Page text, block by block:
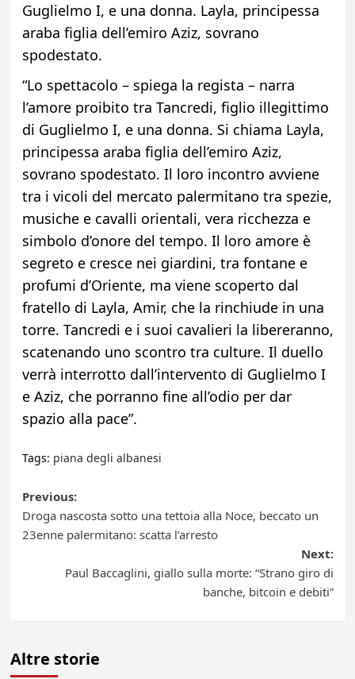
Guglielmo I, e una donna. Layla, principessa
araba figlia dell’emiro Aziz, sovrano
spodestato.
“Lo spettacolo – spiega la regista – narra
l’amore proibito tra Tancredi, figlio illegittimo
di Guglielmo I, e una donna. Si chiama Layla,
principessa araba figlia dell’emiro Aziz,
sovrano spodestato. Il loro incontro avviene
tra i vicoli del mercato palermitano tra spezie,
musiche e cavalli orientali, vera ricchezza e
simbolo d’onore del tempo. Il loro amore è
segreto e cresce nei giardini, tra fontane e
profumi d’Oriente, ma viene scoperto dal
fratello di Layla, Amir, che la rinchiude in una
torre. Tancredi e i suoi cavalieri la libereranno,
scatenando uno scontro tra culture. Il duello
verrà interrotto dall’intervento di Guglielmo I
e Aziz, che porranno fine all’odio per dar
spazio alla pace”.
Tags: piana degli albanesi
Post
navigation
Previous:
Droga nascosta sotto una tettoia alla Noce, beccato un
23enne palermitano: scatta l’arresto
Next:
Paul Baccaglini, giallo sulla morte: “Strano giro di
banche, bitcoin e debiti”
Altre storie